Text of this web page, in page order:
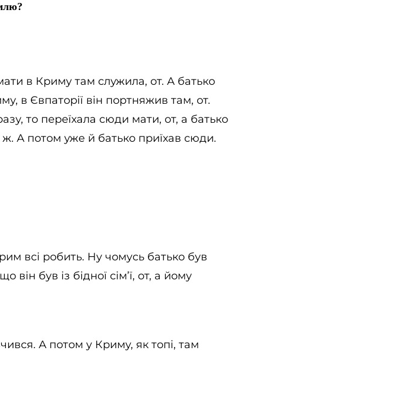
в Криму там служила, от. А батько
в Євпаторії він портняжив там, от.
то переїхала сюди мати, от, а батько
А потом уже й батько приїхав сюди.
всі робить. Ну чомусь батько був
був із бідної сім’ї, от, а йому
А потом у Криму, як топі, там